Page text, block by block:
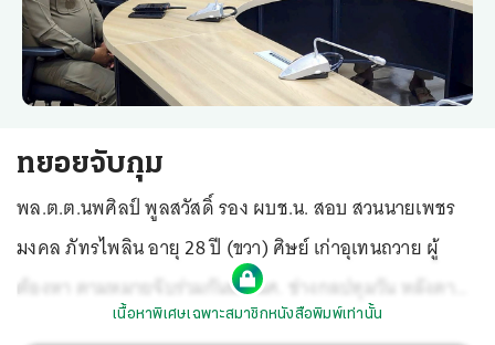
ทยอยจับกุม
พล.ต.ต.นพศิลป์ พูลสวัสดิ์ รอง ผบช.น. สอบ สวนนายเพชร
มงคล ภัทรไพลิน อายุ 28 ปี (ขวา) ศิษย์ เก่าอุเทนถวาย ผู้
ต้องหา ตามหมายจับร่วมกันฆ่า นศ. ช่างกลปทุมวัน หลังตาม
ลากคอมาได้ รับอยู่ในที่เกิดเหตุเป็นคนปีนขึ้นไปเหยียบดอกบัว
เนื้อหาพิเศษเฉพาะสมาชิกหนังสือพิมพ์เท่านั้น